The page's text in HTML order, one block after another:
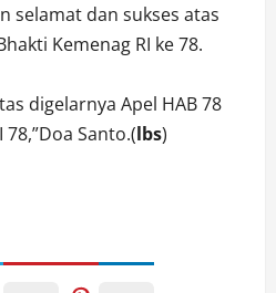
selamat dan sukses atas
Kemenag RI ke 78.
digelarnya Apel HAB 78
Santo.(lbs)